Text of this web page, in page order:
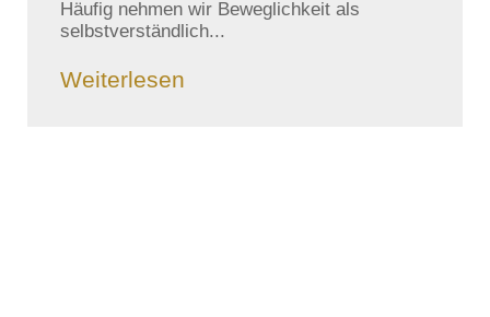
Häufig nehmen wir Beweglichkeit als
selbstverständlich...
Weiterlesen